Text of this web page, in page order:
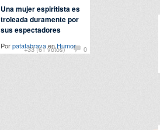
+33 (61 votos) 0
Una mujer espiritista es
troleada duramente por
sus espectadores
PorpatatabravaenHumor